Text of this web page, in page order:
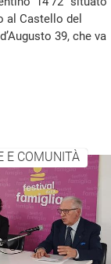
al Castello del
39, che va
E COMUNITÀ